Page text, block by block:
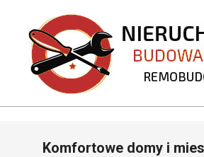
content
NavigationKomfortowe domy i